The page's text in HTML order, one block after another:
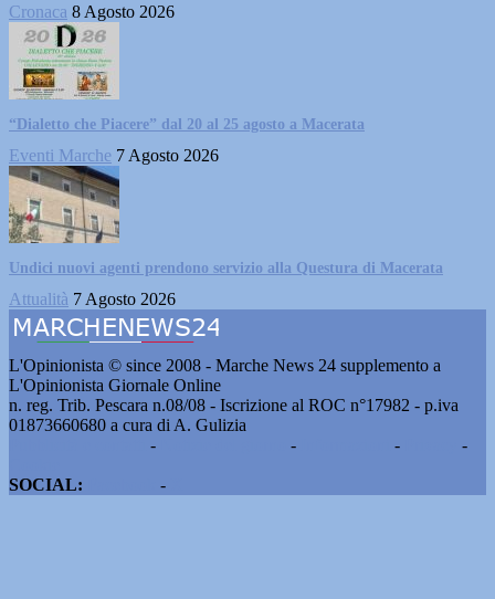
Cronaca 8 Agosto 2026
“Dialetto che Piacere” dal 20 al 25 agosto a Macerata
Eventi Marche 7 Agosto 2026
Undici nuovi agenti prendono servizio alla Questura di Macerata
Attualità 7 Agosto 2026
L'Opinionista © since 2008 - Marche News 24 supplemento a
L'Opinionista Giornale Online
n. reg. Trib. Pescara n.08/08 - Iscrizione al ROC n°17982 - p.iva
01873660680 a cura di A. Gulizia
- - -
-
SOCIAL:
-